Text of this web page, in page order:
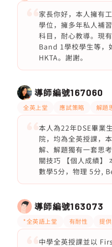
家長你好，本人擁有
學位，擁多年私人補
科目，耐心教導。現
Band 1學校學生等，
HKTA。謝謝。
導師編號167060
全英上堂 應試策略 解題
本人為22年DSE畢業
院，均為全英授課，
解、解題獨有一套思
關技巧 【個人成績】
數學5分，物理 5分,
導師編號163073
*全英語上堂 有耐性 提
中學全英授課並以